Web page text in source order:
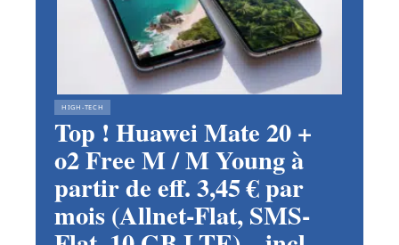
HIGH-TECH
Top ! Huawei Mate 20 +
o2 Free M / M Young à
partir de eff. 3,45 € par
mois (Allnet-Flat, SMS-